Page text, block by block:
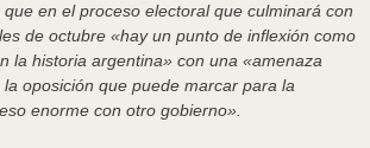
en el proceso electoral que culminará con
de octubre «hay un punto de inflexión como
la historia argentina» con una «amenaza
oposición que puede marcar para la
enorme con otro gobierno».